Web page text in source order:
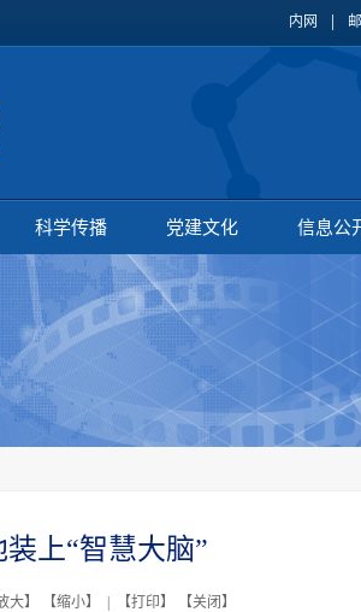
内网
科学传播 党建文化 信息公
装上“智慧大脑”
大】 【缩小】 | 【打印】 【关闭 】